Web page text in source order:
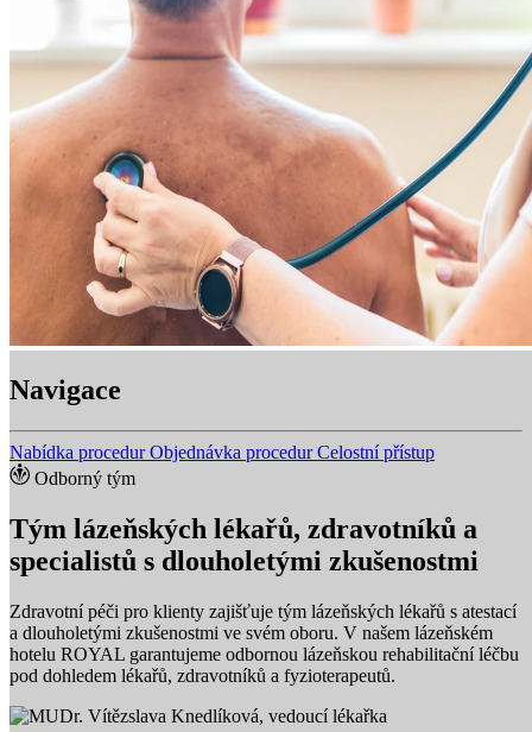
Navigace
Nabídka procedurObjednávka procedurCelostní přístup
Odborný tým
Tým lázeňských lékařů, zdravotníků a
specialistů s dlouholetými zkušenostmi
Zdravotní péči pro klienty zajišťuje tým lázeňských lékařů s atestací
a dlouholetými zkušenostmi ve svém oboru. V našem lázeňském
hotelu ROYAL garantujeme odbornou lázeňskou rehabilitační léčbu
pod dohledem lékařů, zdravotníků a fyzioterapeutů.